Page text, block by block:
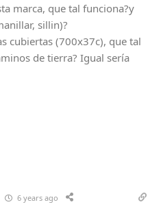
marca, que tal funciona?y
sillin)?
cubiertas (700x37c), que tal
de tierra? Igual sería
6 years ago